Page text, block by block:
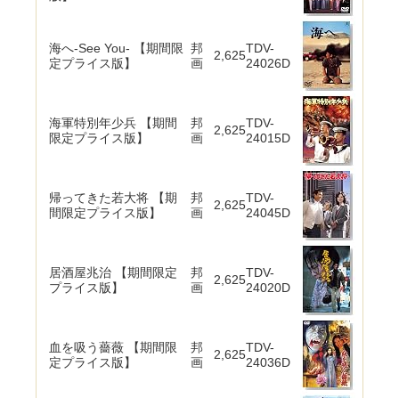
海へ-See You- 【期間限
定プライス版】
邦
画
2,625TDV-
24026D
海軍特別年少兵 【期間
限定プライス版】
邦
画
2,625TDV-
24015D
帰ってきた若大将 【期
間限定プライス版】
邦
画
2,625TDV-
24045D
居酒屋兆治 【期間限定
プライス版】
邦
画
2,625TDV-
24020D
血を吸う薔薇 【期間限
定プライス版】
邦
画
2,625TDV-
24036D